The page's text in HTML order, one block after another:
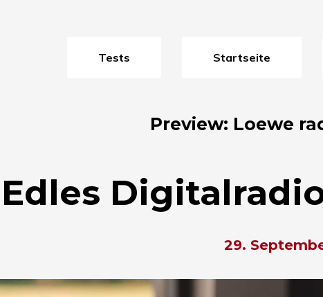
Tests Startseite
Preview: Loewe
Edles
29.